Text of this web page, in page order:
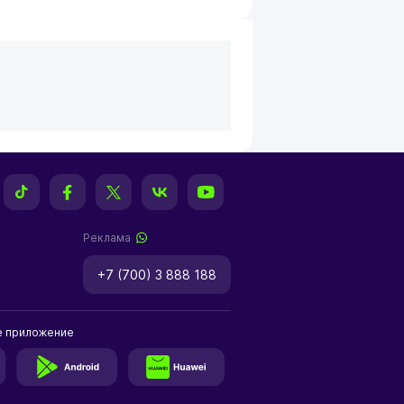
Реклама
+7 (700) 3 888 188
приложение